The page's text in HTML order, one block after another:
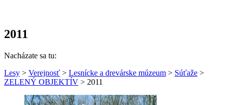
2011
Nacházate sa tu:
Lesy > Verejnosť > Lesnícke a drevárske múzeum > Súťaže >
ZELENÝ OBJEKTÍV > 2011